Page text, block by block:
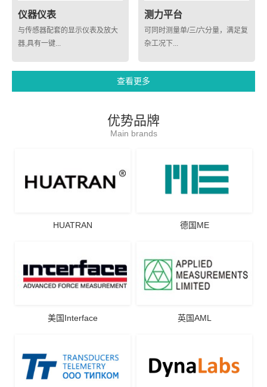
仪器仪表
与传感器配套的显示仪表及放大
器,具有一键...
测力平台
可同时测量单/三/六分量，满足复
杂工况下...
查看更多
优势品牌
Main brands
HUATRAN 德国ME
美国Interface 英国AML